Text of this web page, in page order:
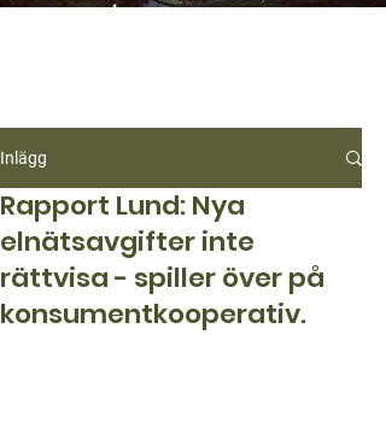
Inlägg
Rapport Lund: Nya
elnätsavgifter inte
rättvisa - spiller över på
konsumentkooperativ.